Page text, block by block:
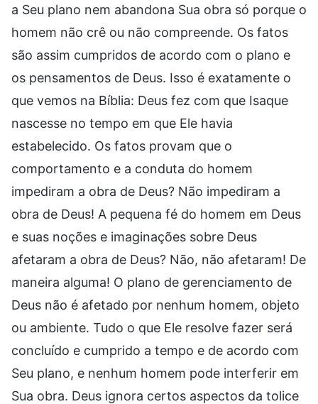
a Seu plano nem abandona Sua obra só porque o
homem não crê ou não compreende. Os fatos
são assim cumpridos de acordo com o plano e
os pensamentos de Deus. Isso é exatamente o
que vemos na Bíblia: Deus fez com que Isaque
nascesse no tempo em que Ele havia
estabelecido. Os fatos provam que o
comportamento e a conduta do homem
impediram a obra de Deus? Não impediram a
obra de Deus! A pequena fé do homem em Deus
e suas noções e imaginações sobre Deus
afetaram a obra de Deus? Não, não afetaram! De
maneira alguma! O plano de gerenciamento de
Deus não é afetado por nenhum homem, objeto
ou ambiente. Tudo o que Ele resolve fazer será
concluído e cumprido a tempo e de acordo com
Seu plano, e nenhum homem pode interferir em
Sua obra. Deus ignora certos aspectos da tolice